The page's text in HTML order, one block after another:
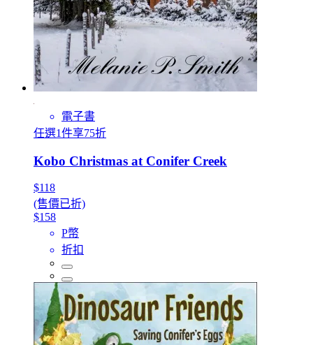
電子書
任選1件享75折
Kobo Christmas at Conifer Creek
$118
(售價已折)
$158
P幣
折扣